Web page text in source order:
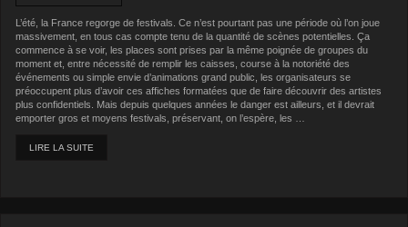
L’été, la France regorge de festivals. Ce n’est pourtant pas une période où l’on joue
massivement, en tous cas compte tenu de la quantité de scènes potentielles. Ça
commence à se voir, les places sont prises par la même poignée de groupes du
moment et, entre nécessité de remplir les caisses, course à la notoriété des
événements ou simple envie d’animations grand public, les organisateurs se
préoccupent plus d’avoir ces affiches formatées que de faire découvrir des artistes
plus confidentiels. Mais depuis quelques années le danger est ailleurs, et il devrait
emporter gros et moyens festivals, préservant, on l’espère, les …
LIRE LA SUITE